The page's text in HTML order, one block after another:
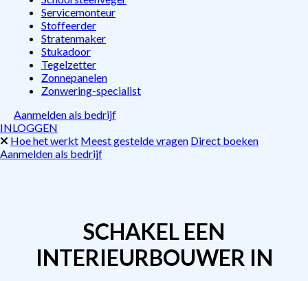
Servicemonteur
Stoffeerder
Stratenmaker
Stukadoor
Tegelzetter
Zonnepanelen
Zonwering-specialist
Aanmelden als bedrijf
INLOGGEN
Hoe het werkt Meest gestelde vragen Direct boeken
Aanmelden als bedrijf
SCHAKEL EEN
INTERIEURBOUWER IN